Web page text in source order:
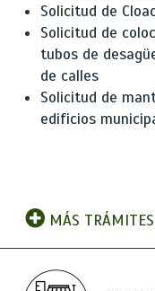
Solicitud de
Solicitud de
tubos de
de calles
Solicitud de
edificios
MÁS TRÁMITES